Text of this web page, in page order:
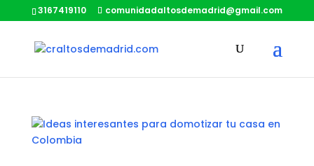
3167419110 comunidadaltosdemadrid@gmail.com